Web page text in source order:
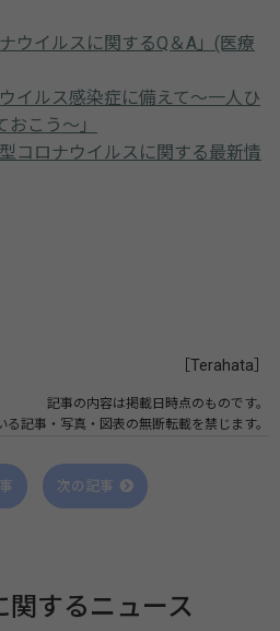
ウイルスに関するQ＆A」(医療
イルス感染症に備えて～一人ひ
こう～」
コロナウイルスに関する最新情
［Terahata］
記事の内容は掲載日時点のものです。
記事・写真・図表の無断転載を禁じます。
次の記事
関するニュース